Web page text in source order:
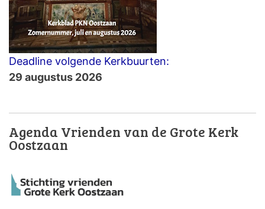
Deadline volgende Kerkbuurten:
29 augustus 2026
Agenda Vrienden van de Grote Kerk
Oostzaan